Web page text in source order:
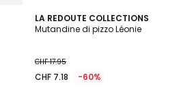
LA REDOUTE COLLECTIONS
Mutandine di pizzo Léonie
CHF 17.95
CHF 7.18 -60%
4.9
/ 5